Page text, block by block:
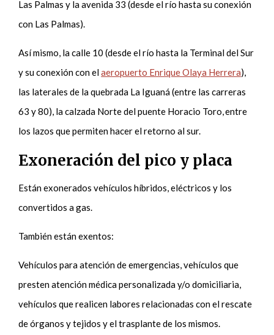
Las Palmas y la avenida 33 (desde el río hasta su conexión
con Las Palmas).
Así mismo, la calle 10 (desde el río hasta la Terminal del Sur
y su conexión con elaeropuerto Enrique Olaya Herrera),
las laterales de la quebrada La Iguaná (entre las carreras
63 y 80), la calzada Norte del puente Horacio Toro, entre
los lazos que permiten hacer el retorno al sur.
Exoneración del pico y placa
Están exonerados vehículos híbridos, eléctricos y los
convertidos a gas.
También están exentos:
Vehículos para atención de emergencias, vehículos que
presten atención médica personalizada y/o domiciliaria,
vehículos que realicen labores relacionadas con el rescate
de órganos y tejidos y el trasplante de los mismos.